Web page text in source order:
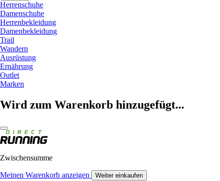
Herrenschuhe
Damenschuhe
Herrenbekleidung
Damenbekleidung
Trail
Wandern
Ausrüstung
Ernährung
Outlet
Marken
Wird zum Warenkorb hinzugefügt...
Zwischensumme
Meinen Warenkorb anzeigen Weiter einkaufen